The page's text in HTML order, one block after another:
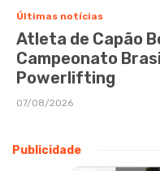
Últimas notícias
Atleta de Capão
Campeonato
Powerlifting
07/08/2026
Publicidade